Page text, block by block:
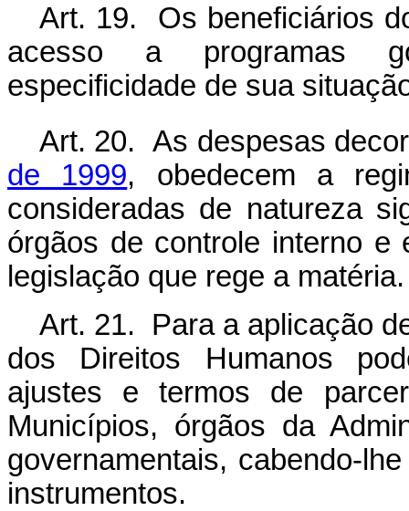
Art. 19. Os beneficiários
acesso a programas
especificidade de sua
Art. 20. As despesas
de 1999, obedecem a
consideradas de natureza
órgãos de controle interno e
legislação que rege a matéria.
Art. 21. Para a aplicação
dos Direitos Humanos
ajustes e termos de
Municípios, órgãos da
governamentais, cabendo-
instrumentos.